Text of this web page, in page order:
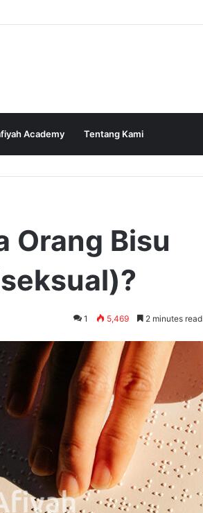
Academy Tentang Kami
Orang Bisu
1 5,469 2 minutes read